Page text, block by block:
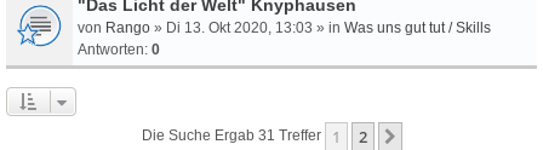
"Das Licht der Welt" Knyphausen
von Rango » Di 13. Okt 2020, 13:03 » in Was uns gut tut / Skills
Antworten: 0
Die Suche Ergab 31 Treffer 1 2